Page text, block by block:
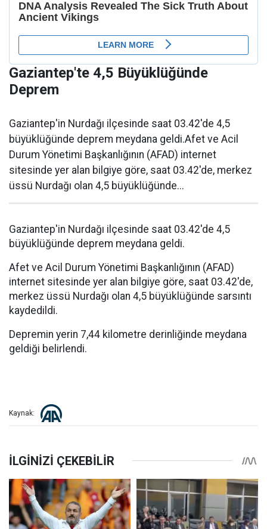
Gaziantep'te 4,5 Büyüklüğünde
Deprem
Gaziantep'in Nurdağı ilçesinde saat 03.42'de 4,5
büyüklüğünde deprem meydana geldi.Afet ve Acil
Durum Yönetimi Başkanlığının (AFAD) internet
sitesinde yer alan bilgiye göre, saat 03.42'de, merkez
üssü Nurdağı olan 4,5 büyüklüğünde...
Gaziantep'in Nurdağı ilçesinde saat 03.42'de 4,5
büyüklüğünde deprem meydana geldi.
Afet ve Acil Durum Yönetimi Başkanlığının (AFAD)
internet sitesinde yer alan bilgiye göre, saat 03.42'de,
merkez üssü Nurdağı olan 4,5 büyüklüğünde sarsıntı
kaydedildi.
Depremin yerin 7,44 kilometre derinliğinde meydana
geldiği belirlendi.
Kaynak: